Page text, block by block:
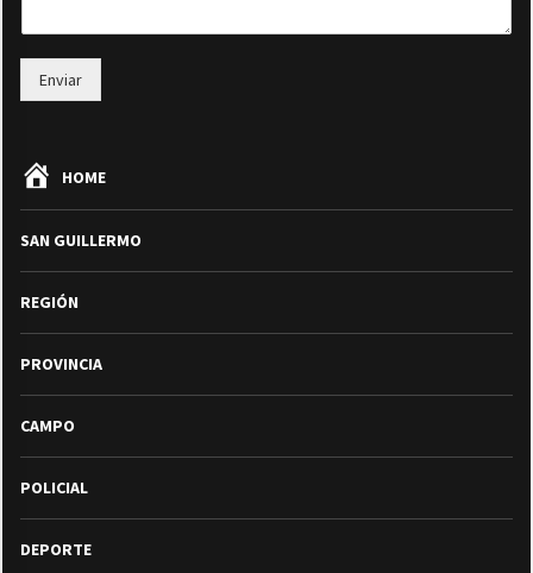
Enviar
HOME
SAN GUILLERMO
REGIÓN
PROVINCIA
CAMPO
POLICIAL
DEPORTE